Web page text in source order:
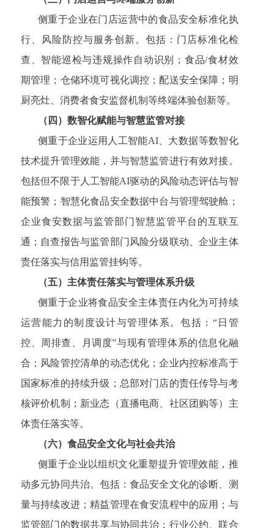
侧重于企业在门店运营中的食品安全标准化执
行、风险防控与服务创新。包括：门店标准化检
查、智能巡检与违规操作自动识别；食品/食材效
期管理；仓储环境可视化调控；配送安全保障；明
厨亮灶、消费者食安监督机制等终端体验创新等。
（四）数智化赋能与智慧监管对接
侧重于企业运用人工智能AI、大数据等数智化
技术提升管理效能，并与智慧监管进行有效对接。
包括但不限于人工智能AI驱动的风险动态评估与智
能预警；智慧化食品安全数据中台与管理驾驶舱；
企业食安数据与监管部门智慧监管平台的互联互
通；自查报告与监管部门风险分级联动、企业主体
责任落实与信用监管挂钩等。
（五）主体责任落实与管理体系升级
侧重于企业将食品安全主体责任内化为可持续
运营能力的制度设计与管理体系。包括：“日管
控、周排查、月调度”与现有管理体系的信息化融
合；风险管控清单的动态优化；企业内控标准高于
国家标准的持续升级；总部对门店的责任传导与考
核评价机制；新业态（直播电商、社区团购等）主
体责任落实等。
（六）食品安全文化与社会共治
侧重于企业以组织文化重塑提升管理效能，推
动多元协同共治。包括：食品安全文化的诊断、测
量与持续改进；精益管理在食安流程中的应用；与
监管部门的数据共享与协同共治；行业公约、联合